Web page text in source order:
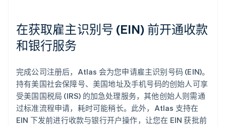
在获取雇主识别号 (EIN) 前开通收款
和银行服务
完成公司注册后，Atlas 会为您申请雇主识别号码 (EIN)。
持有美国社会保障号、美国地址及手机号码的创始人可享
受美国国税局 (IRS) 的加急处理服务，其他创始人则需通
过标准流程申请，耗时可能稍长。此外，Atlas 支持在
EIN 下发前进行收款与银行开户操作，让您在 EIN 获批前